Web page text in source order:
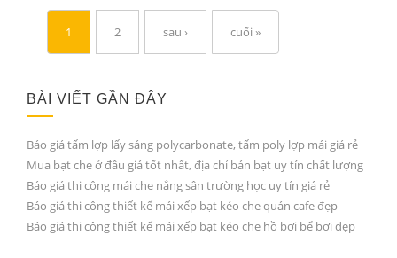
1 2 sau › cuối »
BÀI VIẾT GẦN ĐÂY
Báo giá tấm lợp lấy sáng polycarbonate, tấm poly lợp mái giá rẻ
Mua bạt che ở đâu giá tốt nhất, địa chỉ bán bạt uy tín chất lượng
Báo giá thi công mái che nắng sân trường học uy tín giá rẻ
Báo giá thi công thiết kế mái xếp bạt kéo che quán cafe đẹp
Báo giá thi công thiết kế mái xếp bạt kéo che hồ bơi bể bơi đẹp